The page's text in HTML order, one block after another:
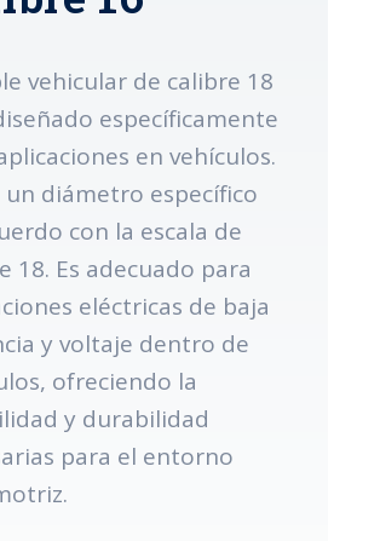
vehicular de calibre 18
específicamente
en vehículos.
un diámetro específico
con la escala de
18. Es adecuado para
eléctricas de baja
y voltaje dentro de
ofreciendo la
y durabilidad
para el entorno